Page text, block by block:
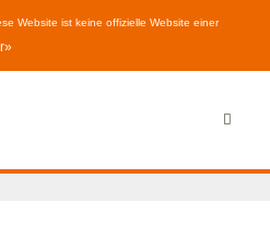
Website ist keine offizielle Website einer